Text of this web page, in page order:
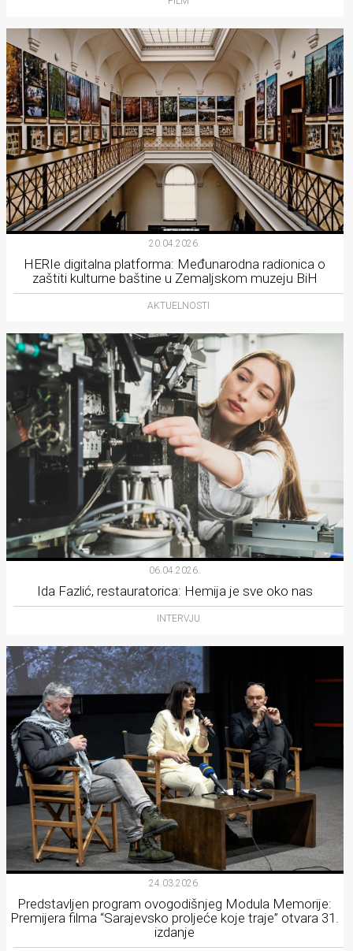
20.04.2026.
HERIe digitalna platforma: Međunarodna radionica o
zaštiti kulturne baštine u Zemaljskom muzeju BiH
AKTUELNOSTI
06.04.2026.
Ida Fazlić, restauratorica: Hemija je sve oko nas
INTERVJU
24.03.2026.
Predstavljen program ovogodišnjeg Modula Memorije:
Premijera filma “Sarajevsko proljeće koje traje” otvara 31.
izdanje